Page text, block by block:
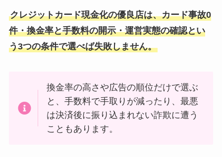
クレジットカード現金化の優良店は、カード事故0
件・換金率と手数料の開示・運営実態の確認とい
う3つの条件で選べば失敗しません。
換金率の高さや広告の順位だけで選ぶ
と、手数料で手取りが減ったり、最悪
は決済後に振り込まれない詐欺に遭う
こともあります。